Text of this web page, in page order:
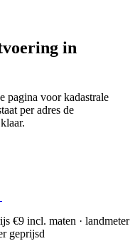
in
pagina voor kadastrale
per adres de
€9 incl. maten · landmeter
geprijsd